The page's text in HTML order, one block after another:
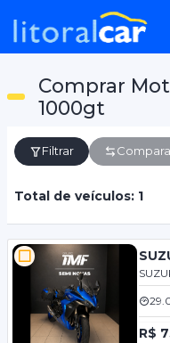
Comprar
1000gt
Filtrar
Total de veículos: 1
R$